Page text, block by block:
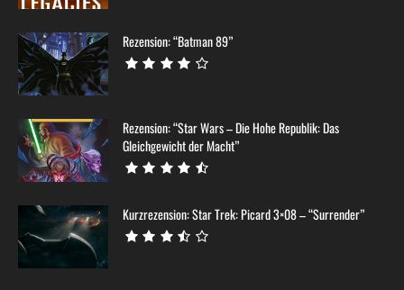
Rezension: “Batman 89”
Rezension: “Star Wars – Die Hohe Republik: Das
Gleichgewicht der Macht”
Kurzrezension: Star Trek: Picard 3×08 – “Surrender”